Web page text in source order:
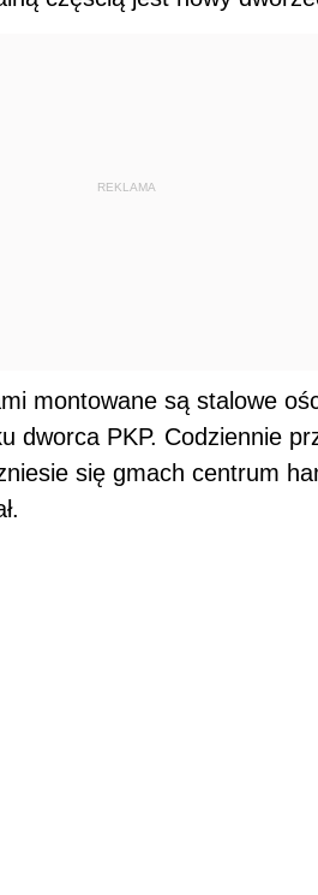
REKLAMA
montowane są stalowe
dworca PKP. Codziennie
się gmach centrum